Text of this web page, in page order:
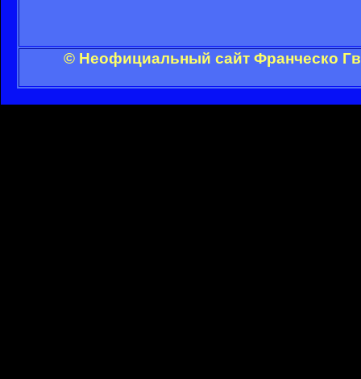
© Неофициальный сайт Франческо